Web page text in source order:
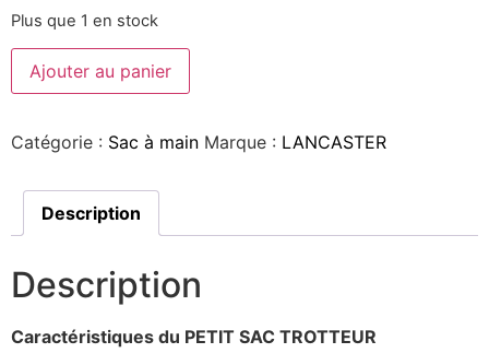
Plus que 1 en stock
Ajouter au panier
Catégorie : Sac à main Marque : LANCASTER
Description
Description
Caractéristiques du PETIT SAC TROTTEUR